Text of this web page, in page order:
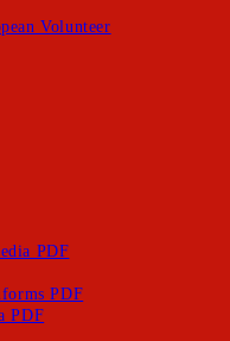
Volunteer
PDF
PDF
PDF